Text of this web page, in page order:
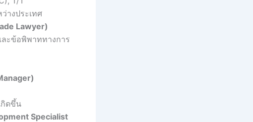
างประเทศ
Lawyer)
ะข้อพิพาททางการ
ดขึ้น
Specialist